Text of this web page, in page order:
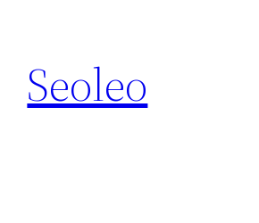
содержимому
Seoleo